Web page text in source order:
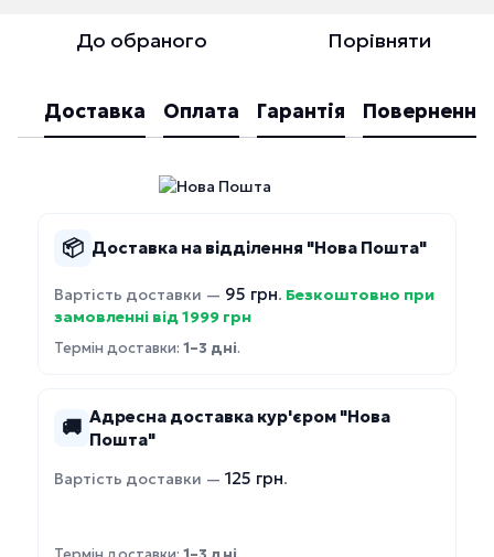
До обраного Порівняти
Доставка Оплата Гарантія Повернення
📦 Доставка на відділення "Нова Пошта"
Вартість доставки — 95 грн. Безкоштовно при
замовленні від 1999 грн
Термін доставки: 1–3 дні.
🚚 Адресна доставка кур'єром "Нова
Пошта"
Вартість доставки — 125 грн.